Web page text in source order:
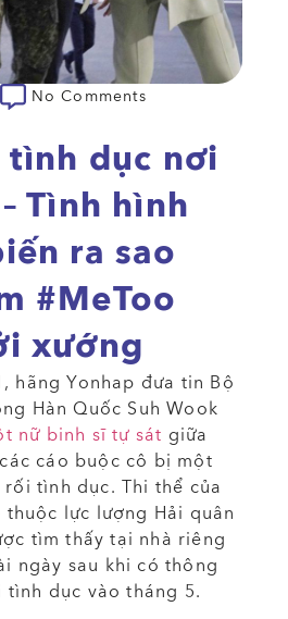
No Comments
dục nơi
Tình hình
ra sao
#MeToo
xướng
hãng Yonhap đưa tin Bộ
Hàn Quốc Suh Wook
nữ binh sĩ tự sát giữa
cáo buộc cô bị một
tình dục. Thi thể của
thuộc lực lượng Hải quân
tìm thấy tại nhà riêng
ngày sau khi có thông
dục vào tháng 5.